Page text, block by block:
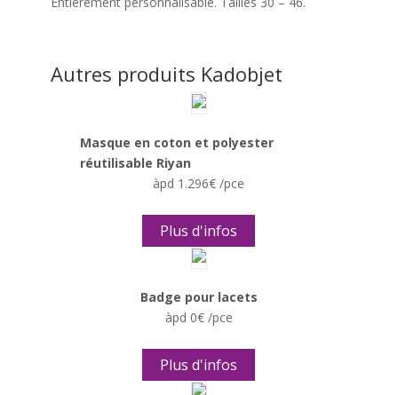
Autres produits Kadobjet
Masque en coton et polyester
réutilisable Riyan
àpd 1.296€ /pce
Plus d'infos
Badge pour lacets
àpd 0€ /pce
Plus d'infos